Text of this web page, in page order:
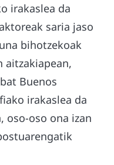
irakaslea da
saria jaso
bihotzekoak
aitzakiapean,
Buenos
irakaslea da
oso-oso ona izan